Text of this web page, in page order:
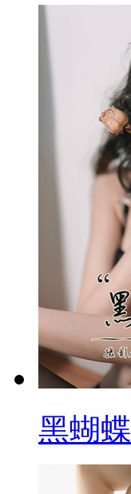
黑蝴蝶